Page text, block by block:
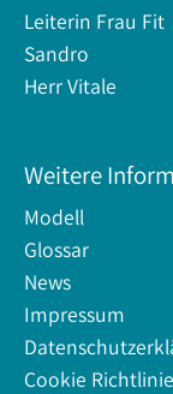
Leiterin Frau Fit
Sandro
Herr Vitale
Weitere
Modell
Glossar
News
Impressum
Cookie Richtlinie